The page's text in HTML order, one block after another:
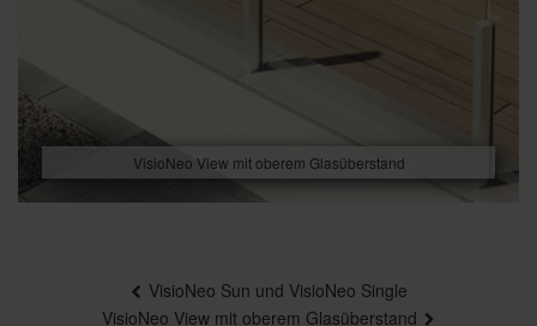
VisioNeo View mit oberem Glasüberstand
VisioNeo Sun und VisioNeo Single
VisioNeo View mit oberem Glasüberstand